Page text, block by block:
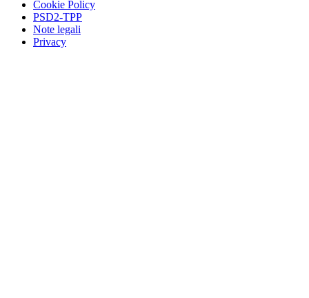
Cookie Policy
PSD2-TPP
Note legali
Privacy